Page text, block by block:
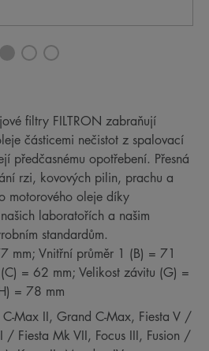
filtry FILTRON zabraňují
částicemi nečistot z spalovací
předčasnému opotřebení. Přesná
rzi, kovových pilin, prachu a
motorového oleje díky
laboratořích a našim
standardům.
mm; Vnitřní průměr 1 (B) = 71
= 62 mm; Velikost závitu (G) =
= 78 mm
Max II, Grand C-Max, Fiesta V /
/ Fiesta Mk VII, Focus III, Fusion /